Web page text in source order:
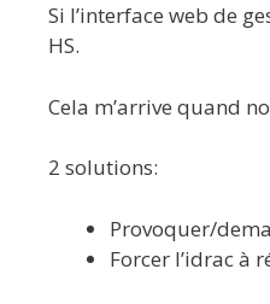
Si l’interface web de
HS.
Cela m’arrive quand
2 solutions:
Provoquer/
Forcer l’idrac à